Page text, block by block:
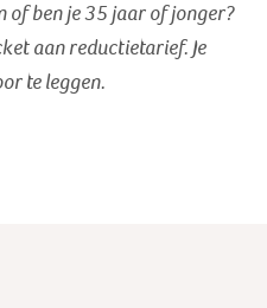
of ben je 35 jaar of jonger?
aan reductietarief. Je
te leggen.